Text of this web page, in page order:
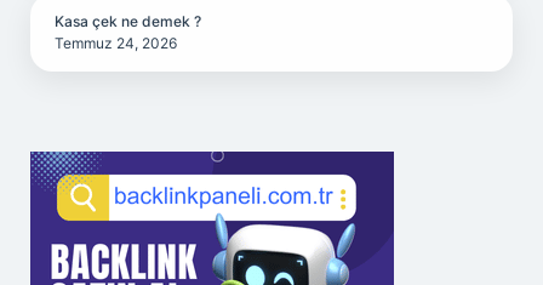
Kasa çek ne demek ?
Temmuz 24, 2026